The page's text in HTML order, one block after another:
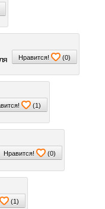
Нравится! (0)
(1 )
Нравится! (0)
(1 )